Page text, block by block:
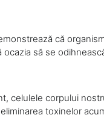
că
să se
celulele corpului
toxinelor